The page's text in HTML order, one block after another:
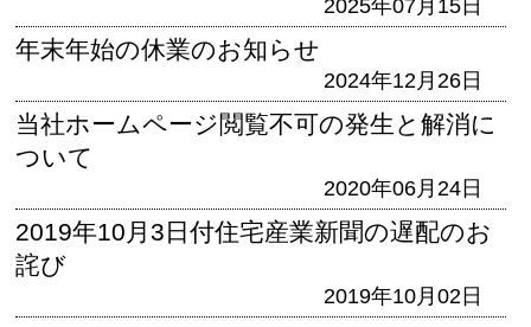
2025年07月15日
年末年始の休業のお知らせ
2024年12月26日
当社ホームページ閲覧不可の発生と解消に
ついて
2020年06月24日
2019年10月3日付住宅産業新聞の遅配のお
詫び
2019年10月02日